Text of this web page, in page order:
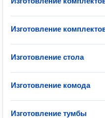
Изготовление
Изготовление стола
Изготовление комода
Изготовление тумбы